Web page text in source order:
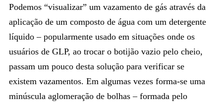
Podemos “visualizar” um vazamento de gás através da
aplicação de um composto de água com um detergente
líquido – popularmente usado em situações onde os
usuários de GLP, ao trocar o botijão vazio pelo cheio,
passam um pouco desta solução para verificar se
existem vazamentos. Em algumas vezes forma-se uma
minúscula aglomeração de bolhas – formada pelo